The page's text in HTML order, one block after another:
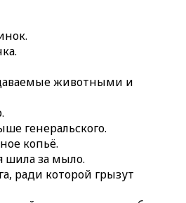
24.
27.Вид древесины.
подражать
аристократическим
вкусам и манерам.
30. Бассейн.
31.
Разделение на части.
животными и
генеральского.
копьё.
шила за мыло.
ради которой грызут